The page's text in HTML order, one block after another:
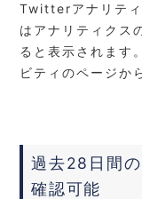
Twitterアナリティ
はアナリティクス
ると表示されます
ビティのページか
過去28日間
確認可能